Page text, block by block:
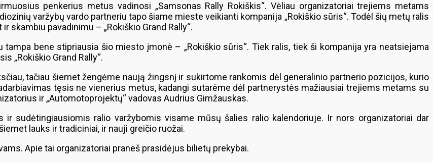
penkerius metus vadinosi „Samsonas Rally Rokiškis“. Vėliau organizatoriai trejiems metams
varžybų vardo partneriu tapo šiame mieste veikianti kompanija „Rokiškio sūris“. Todėl šių metų ralis
skambiu pavadinimu – „Rokiškio Grand Rally“.
tampa bene stipriausia šio miesto įmonė – „Rokiškio sūris“. Tiek ralis, tiek ši kompanija yra neatsiejama
„Rokiškio Grand Rally“.
tačiau šiemet žengėme naują žingsnį ir sukirtome rankomis dėl generalinio partnerio pozicijos, kurio
tęsis ne vienerius metus, kadangi sutarėme dėl partnerystės mažiausiai trejiems metams su
ir „Automotoprojektų“ vadovas Audrius Gimžauskas.
ir sudėtingiausiomis ralio varžybomis visame mūsų šalies ralio kalendoriuje. Ir nors organizatoriai dar
lauks ir tradiciniai, ir nauji greičio ruožai.
Apie tai organizatoriai praneš prasidėjus bilietų prekybai.